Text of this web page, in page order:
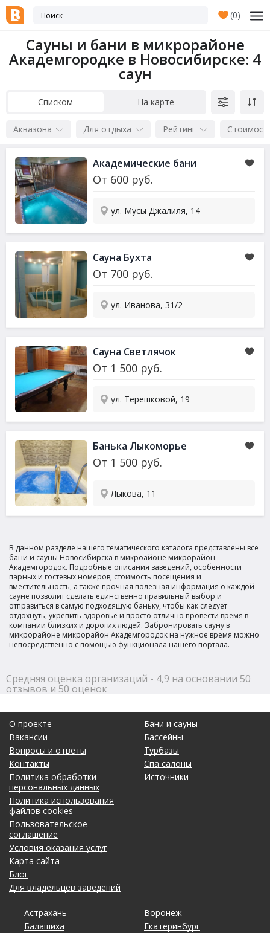
(0)
Сауны и бани в микрорайоне
Академгородке в Новосибирске: 4
саун
Списком На карте
Аквазона Для отдыха Рейтинг
Академические бани
От 600 руб.
ул. Мусы Джалиля, 14
Сауна Бухта
От 700 руб.
ул. Иванова, 31/2
Сауна Светлячок
От 1 500 руб.
ул. Терешковой, 19
Банька Лыкоморье
От 1 500 руб.
Лыкова, 11
В данном разделе нашего тематического каталога представлены все
бани и сауны Новосибирска в микроайоне микрорайон
Академгородок. Подробные описания заведений, особенности
парных и гостевых номеров, стоимость посещения и
вместительность, а также прочная полезная информация о каждой
сауне позволит сделать единственно правильный выбор и
отправиться в самую подходящую баньку, чтобы как следует
отдохнуть, укрепить здоровье и просто отлично провести время в
компании близких и дорогих людей. Забронировать сауну в
микрорайоне микрорайон Академгородок на нужное время можно
непосредственно с помощью функционала нашего портала.
Средняя оценка организаций - 4,9 на основании 50
отзывов и 50 оценок
О проекте
Вакансии
Вопросы и ответы
Контакты
Политика обработки
персональных данных
Политика использования
файлов cookies
Пользовательское
соглашение
Условия оказания услуг
Карта сайта
Блог
Для владельцев заведений
Бани и сауны
Бассейны
Турбазы
Спа салоны
Источники
Астрахань
Балашиха
Воронеж
Екатеринбург
Калининград
Кемерово
Липецк
Махачкала
Омск
Оренбург
Рязань
Самара
Тольятти
Томск
Уфа
Хабаровск